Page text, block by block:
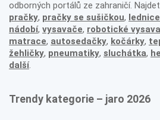
odborných portálů ze zahraničí.
pračky, pračky se sušičkou, lednice
nádobí, vysavače, robotické
matrace, autosedačky, kočárky,
žehličky, pneumatiky, sluchátka,
další.
Trendy kategorie – jaro 2026